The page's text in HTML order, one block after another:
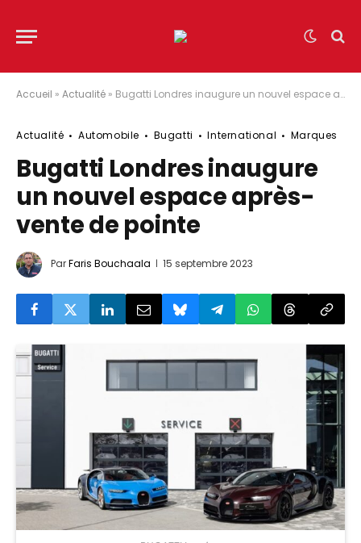
Accueil » Actualité » Bugatti Londres inaugure un nouvel espace après-vente de pointe
Actualité Automobile Bugatti International Marques
Bugatti Londres inaugure
un nouvel espace après-
vente de pointe
ParFaris Bouchaala 15 septembre 2023